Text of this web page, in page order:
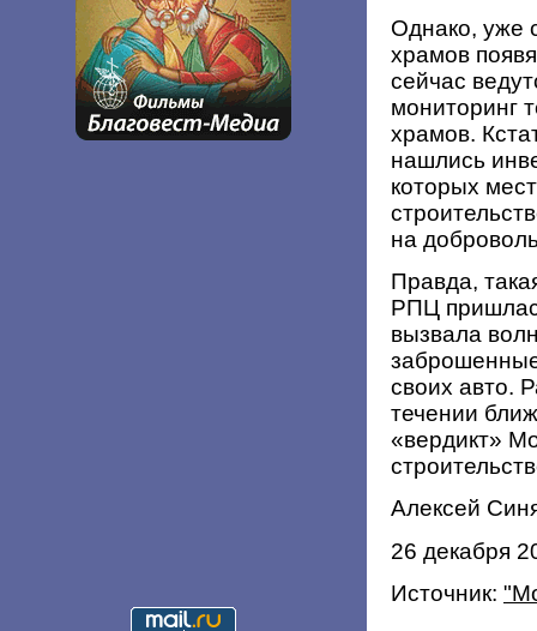
Однако, уже
храмов
сейчас
мониторинг
храмов.
нашлись
которых
на
Правда,
РПЦ
вызвала
своих авто.
течении
«вердикт»
Алексей
26 декабря
Источник: